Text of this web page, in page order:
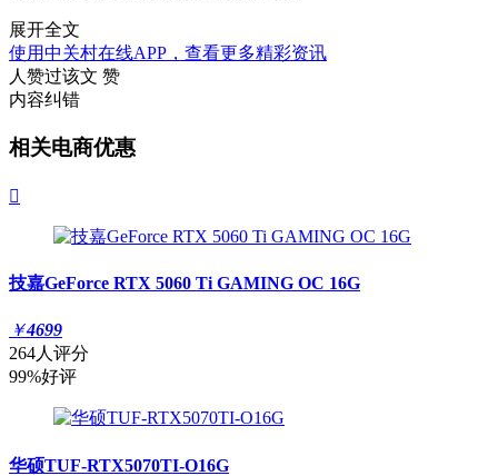
展开全文
使用中关村在线APP，查看更多精彩资讯
人赞过该文 赞
内容纠错
相关电商优惠

技嘉GeForce RTX 5060 Ti GAMING OC 16G
￥4699
264人评分
99%好评
华硕TUF-RTX5070TI-O16G